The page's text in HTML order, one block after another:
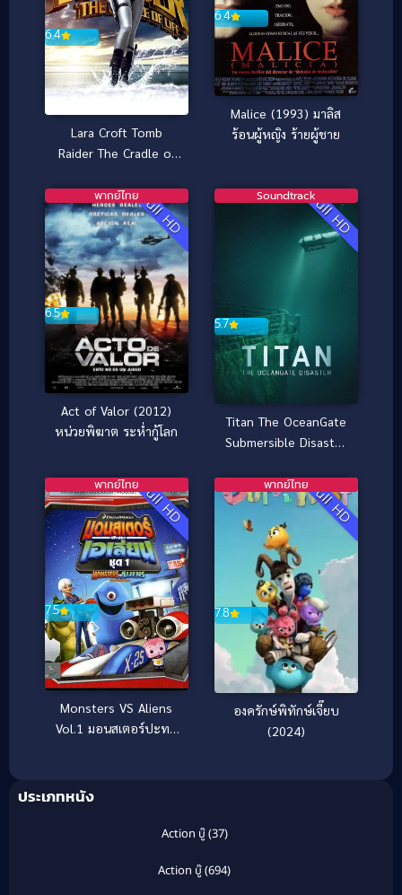
6.4
Lara Croft Tomb
Raider The Cradle of
เรเดอร์ กู้วิกฤตล่ากล่อง
ปริศนา (2003)
6.4
Malice (1993) มาลิส
ร้อนผู้หญิง ร้ายผู้ชาย
Full HD
6.5
พากย์ไทย
Act of Valor (2012)
หน่วยพิฆาต ระห่ำกู้โลก
Full HD
5.7
Soundtrack
Titan The OceanGate
Submersible Disaster
Full HD
7.5
พากย์ไทย
Monsters VS Aliens
Vol.1 มอนสเตอร์ปะทะ
Full HD
7.8
พากย์ไทย
องครักษ์พิทักษ์เจี๊ยบ
(2024)
ประเภทหนัง
Action บู๊(37)
Action บู๊(694)